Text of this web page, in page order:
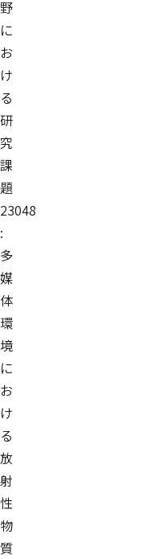
野
に
お
け
る
研
究
課
題
23048
:
多
媒
体
環
境
に
お
け
る
放
射
性
物
質